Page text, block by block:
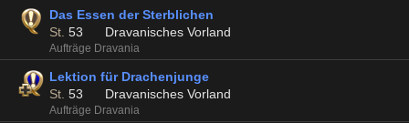
Das Essen der Sterblichen
St. 53 Dravanisches Vorland
Aufträge Dravania
Lektion für Drachenjunge
St. 53 Dravanisches Vorland
Aufträge Dravania